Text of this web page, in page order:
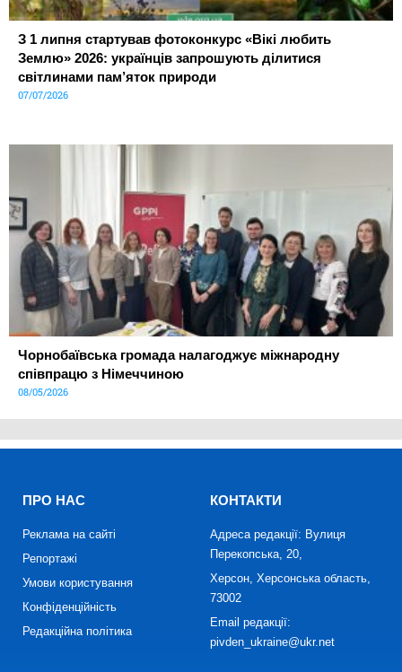
З 1 липня стартував фотоконкурс «Вікі любить
Землю» 2026: українців запрошують ділитися
світлинами пам’яток природи
07/07/2026
Чорнобаївська громада налагоджує міжнародну
співпрацю з Німеччиною
08/05/2026
ПРО НАС
Реклама на сайті
Репортажі
Умови користування
Конфіденційність
Редакційна політика
КОНТАКТИ
Адреса редакції: Вулиця
Перекопська, 20,
Херсон, Херсонська область,
73002
Email редакції:
pivden_ukraine@ukr.net